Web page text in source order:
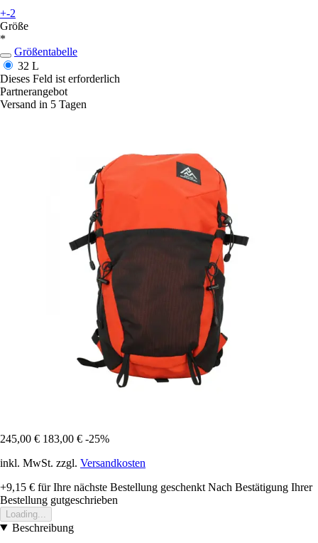
+-2
Größe
*
Größentabelle
32 L
Dieses Feld ist erforderlich
Partnerangebot
Versand in 5 Tagen
245,00 € 183,00 € -25%
inkl. MwSt. zzgl. Versandkosten
+9,15 € für Ihre nächste Bestellung geschenkt Nach Bestätigung Ihrer
Bestellung gutgeschrieben
Loading...
Beschreibung